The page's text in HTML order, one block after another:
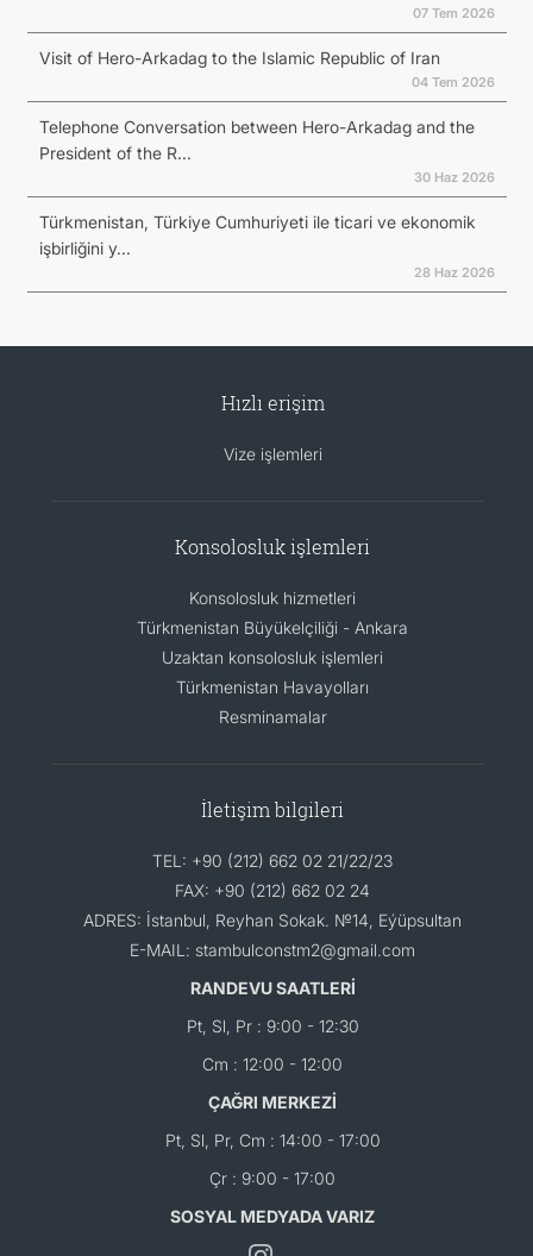
07 Tem 2026
Visit of Hero-Arkadag to the Islamic Republic of Iran
04 Tem 2026
Telephone Conversation between Hero-Arkadag and the
President of the R...
30 Haz 2026
Türkmenistan, Türkiye Cumhuriyeti ile ticari ve ekonomik
işbirliğini y...
28 Haz 2026
Hızlı erişim
Vize işlemleri
Konsolosluk işlemleri
Konsolosluk hizmetleri
Türkmenistan Büyükelçiliği - Ankara
Uzaktan konsolosluk işlemleri
Türkmenistan Havayolları
Resminamalar
İletişim bilgileri
TEL: +90 (212) 662 02 21/22/23
FAX: +90 (212) 662 02 24
ADRES: İstanbul, Reyhan Sokak. №14, Eýüpsultan
E-MAIL: stambulconstm2@gmail.com
RANDEVU SAATLERİ
Pt, Sl, Pr : 9:00 - 12:30
Cm : 12:00 - 12:00
ÇAĞRI MERKEZİ
Pt, Sl, Pr, Cm : 14:00 - 17:00
Çr : 9:00 - 17:00
SOSYAL MEDYADA VARIZ